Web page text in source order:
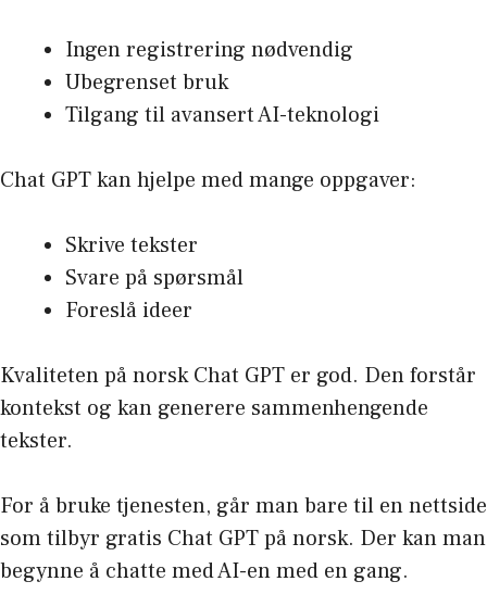
Ingen registrering nødvendig
Ubegrenset bruk
Tilgang til avansert AI-teknologi
Chat GPT kan hjelpe med mange oppgaver:
Skrive tekster
Svare på spørsmål
Foreslå ideer
Kvaliteten på norsk Chat GPT er god. Den forstår
kontekst og kan generere sammenhengende
tekster.
For å bruke tjenesten, går man bare til en nettside
som tilbyr gratis Chat GPT på norsk. Der kan man
begynne å chatte med AI-en med en gang.